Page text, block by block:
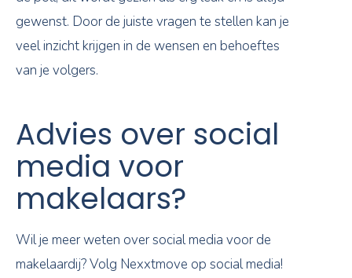
gewenst. Door de juiste vragen te stellen kan je
veel inzicht krijgen in de wensen en behoeftes
van je volgers.
Advies over social
media voor
makelaars?
Wil je meer weten over social media voor de
makelaardij? Volg Nexxtmove op social media!